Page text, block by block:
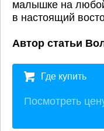
малышке на
в настоящий
Автор статьи
Где купить
Посмотреть